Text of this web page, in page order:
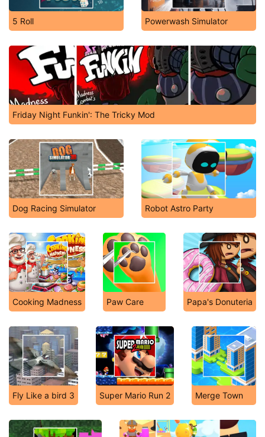
5 Roll Powerwash Simulator
Friday Night Funkin': The Tricky Mod
Dog Racing Simulator Robot Astro Party
Cooking Madness Paw Care Papa's Donuteria
Fly Like a bird 3 Super Mario Run 2 Merge Town